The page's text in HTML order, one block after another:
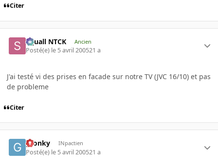
Citer
Squall NTCK Ancien
Posté(e) le 5 avril 200521 a
J'ai testé vi des prises en facade sur notre TV (JVC 16/10) et pas
de probleme
Citer
gronky INpactien
Posté(e) le 5 avril 200521 a